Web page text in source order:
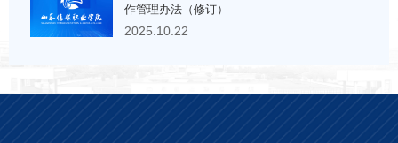
作管理办法（修订）
2025.10.22